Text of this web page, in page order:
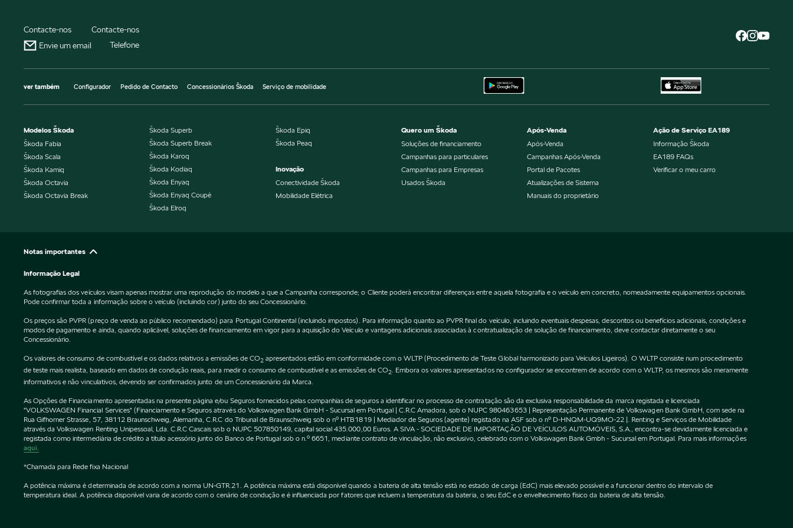
Contacte-nos
Envie um email
Contacte-nos
Telefone
ver também Configurador Pedido de Contacto Concessionários Škoda Serviço de mobilidade
Modelos Škoda
Škoda Fabia
Škoda Scala
Škoda Kamiq
Škoda Octavia
Škoda Octavia Break
Škoda Superb
Škoda Superb Break
Škoda Karoq
Škoda Kodiaq
Škoda Enyaq
Škoda Enyaq Coupé
Škoda Elroq
Škoda Epiq
Škoda Peaq
Inovação
Conectividade Škoda
Mobilidade Elétrica
Quero um Škoda
Soluções de financiamento
Campanhas para particulares
Campanhas para Empresas
Usados Škoda
Após-Venda
Após-Venda
Campanhas Após-Venda
Portal de Pacotes
Atualizações de Sistema
Manuais do proprietário
Ação de Serviço EA189
Informação Škoda
EA189 FAQs
Verificar o meu carro
Notas importantes
Informação Legal
As fotografias dos veículos visam apenas mostrar uma reprodução do modelo a que a Campanha corresponde; o Cliente poderá encontrar diferenças entre aquela fotografia e o veículo em concreto, nomeadamente equipamentos opcionais.
Pode confirmar toda a informação sobre o veículo (incluindo cor) junto do seu Concessionário.
Os preços são PVPR (preço de venda ao público recomendado) para Portugal Continental (incluindo impostos). Para informação quanto ao PVPR final do veículo, incluindo eventuais despesas, descontos ou benefícios adicionais, condições e
modos de pagamento e ainda, quando aplicável, soluções de financiamento em vigor para a aquisição do Veículo e vantagens adicionais associadas à contratualização de solução de financiamento, deve contactar diretamente o seu
Concessionário.
Os valores de consumo de combustível e os dados relativos a emissões de CO2 apresentados estão em conformidade com o WLTP (Procedimento de Teste Global harmonizado para Veículos Ligeiros). O WLTP consiste num procedimento
de teste mais realista, baseado em dados de condução reais, para medir o consumo de combustível e as emissões de CO2 . Embora os valores apresentados no configurador se encontrem de acordo com o WLTP, os mesmos são meramente
informativos e não vinculativos, devendo ser confirmados junto de um Concessionário da Marca.
As Opções de Financiamento apresentadas na presente página e/ou Seguros fornecidos pelas companhias de seguros a identificar no processo de contratação são da exclusiva responsabilidade da marca registada e licenciada
"VOLKSWAGEN Financial Services" (Financiamento e Seguros através do Volkswagen Bank GmbH - Sucursal em Portugal | C.R.C Amadora, sob o NUPC 980463653 | Representação Permanente de Volkswagen Bank GmbH, com sede na
Rua Gifhorner Strasse, 57, 38112 Braunschweig, Alemanha, C.R.C do Tribunal de Braunschweig sob o nº HTB1819 | Mediador de Seguros (agente) registado na ASF sob o nº D-HNQM-UQ9MO-22 |. Renting e Serviços de Mobilidade
através da Volkswagen Renting Unipessoal, Lda. C.R.C Cascais sob o NUPC 507850149, capital social 435.000,00 Euros. A SIVA - SOCIEDADE DE IMPORTAÇÃO DE VEÍCULOS AUTOMÓVEIS, S.A., encontra-se devidamente licenciada e
registada como intermediária de crédito a título acessório junto do Banco de Portugal sob o n.º 6651, mediante contrato de vinculação, não exclusivo, celebrado com o Volkswagen Bank Gmbh - Sucursal em Portugal. Para mais informações
aqui.
*Chamada para Rede fixa Nacional
A potência máxima é determinada de acordo com a norma UN-GTR.21. A potência máxima está disponível quando a bateria de alta tensão está no estado de carga (EdC) mais elevado possível e a funcionar dentro do intervalo de
temperatura ideal. A potência disponível varia de acordo com o cenário de condução e é influenciada por fatores que incluem a temperatura da bateria, o seu EdC e o envelhecimento físico da bateria de alta tensão.